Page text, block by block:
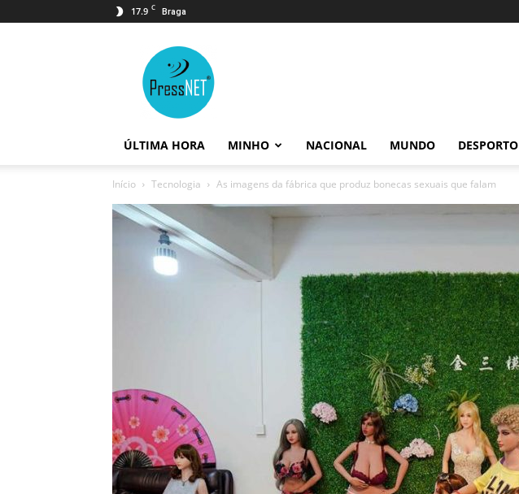
17.9 C Braga
ÚLTIMA HORA MINHO NACIONAL MUNDO DESPORTO
Início Tecnologia As imagens da fábrica que produz bonecas sexuais que falam